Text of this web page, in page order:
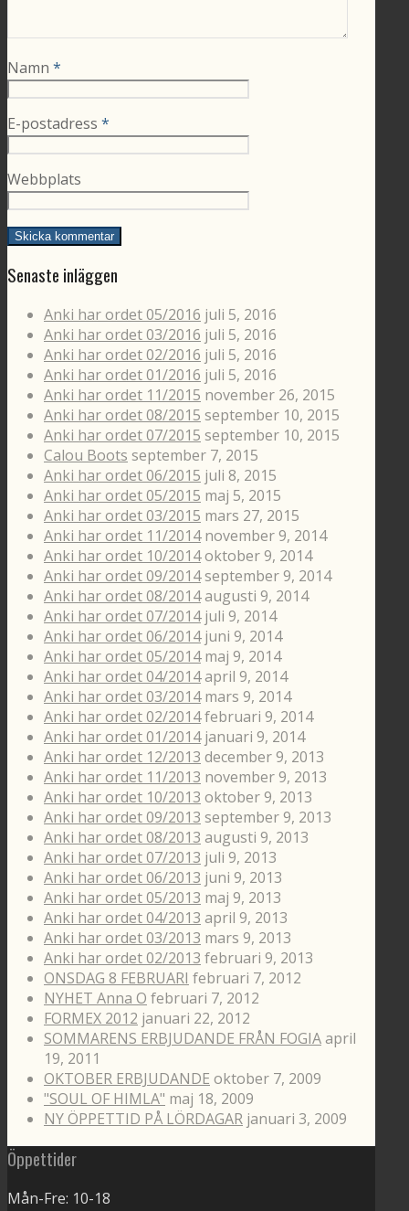
Namn *
E-postadress *
Webbplats
Senaste inläggen
Anki har ordet 05/2016 juli 5, 2016
Anki har ordet 03/2016 juli 5, 2016
Anki har ordet 02/2016 juli 5, 2016
Anki har ordet 01/2016 juli 5, 2016
Anki har ordet 11/2015 november 26, 2015
Anki har ordet 08/2015 september 10, 2015
Anki har ordet 07/2015 september 10, 2015
Calou Boots september 7, 2015
Anki har ordet 06/2015 juli 8, 2015
Anki har ordet 05/2015 maj 5, 2015
Anki har ordet 03/2015 mars 27, 2015
Anki har ordet 11/2014 november 9, 2014
Anki har ordet 10/2014oktober 9, 2014
Anki har ordet 09/2014september 9, 2014
Anki har ordet 08/2014augusti 9, 2014
Anki har ordet 07/2014 juli 9, 2014
Anki har ordet 06/2014 juni 9, 2014
Anki har ordet 05/2014 maj 9, 2014
Anki har ordet 04/2014april 9, 2014
Anki har ordet 03/2014 mars 9, 2014
Anki har ordet 02/2014februari 9, 2014
Anki har ordet 01/2014 januari 9, 2014
Anki har ordet 12/2013 december 9, 2013
Anki har ordet 11/2013 november 9, 2013
Anki har ordet 10/2013 oktober 9, 2013
Anki har ordet 09/2013 september 9, 2013
Anki har ordet 08/2013 augusti 9, 2013
Anki har ordet 07/2013 juli 9, 2013
Anki har ordet 06/2013 juni 9, 2013
Anki har ordet 05/2013 maj 9, 2013
Anki har ordet 04/2013 april 9, 2013
Anki har ordet 03/2013 mars 9, 2013
Anki har ordet 02/2013 februari 9, 2013
ONSDAG 8 FEBRUARI februari 7, 2012
NYHET Anna O februari 7, 2012
FORMEX 2012 januari 22, 2012
SOMMARENS ERBJUDANDE FRÅN FOGIAapril
19, 2011
OKTOBER ERBJUDANDE oktober 7, 2009
"SOUL OF HIMLA" maj 18, 2009
NY ÖPPETTID PÅ LÖRDAGAR januari 3, 2009
Öppettider
Mån-Fre: 10-18